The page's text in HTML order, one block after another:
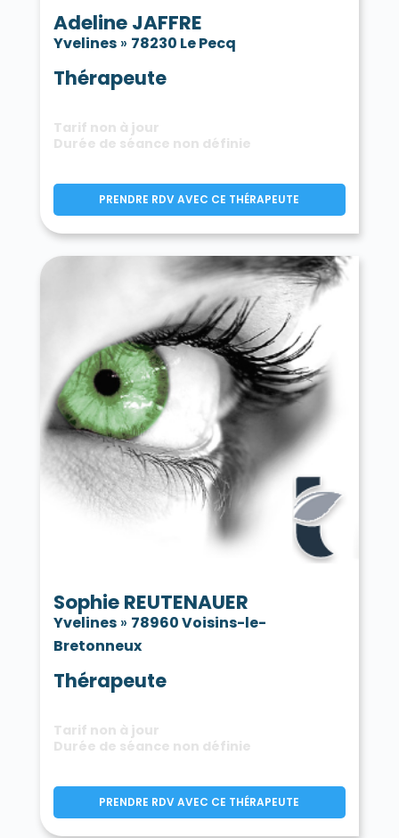
Voisins-le-Bretonneux 78960
Adeline JAFFRE
Yvelines» 78230 Le Pecq
Thérapeute
Tarif non à jour
Durée de séance non définie
PRENDRE RDV AVEC CE THÉRAPEUTE
Sophie REUTENAUER
Yvelines» 78960 Voisins-le-
Bretonneux
Thérapeute
Tarif non à jour
Durée de séance non définie
PRENDRE RDV AVEC CE THÉRAPEUTE